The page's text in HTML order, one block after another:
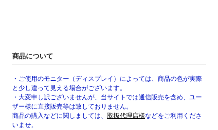
商品について
・ご使用のモニター（ディスプレイ）によっては、商品の色が実際
と少し違って見える場合がございます。
・大変申し訳ございませんが、当サイトでは通信販売を含め、ユー
ザー様に直接販売等は致しておりません。
商品の購入などに関しましては、 取扱代理店様などをご利用くださ
いませ。